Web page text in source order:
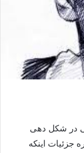
در شکل دهی
جزئیات اینکه